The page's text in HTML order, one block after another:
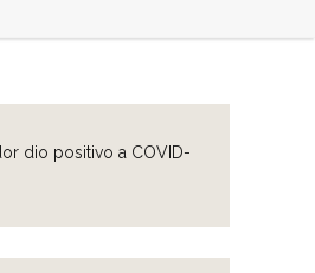
dio positivo a COVID-